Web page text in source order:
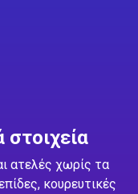
ατελές χωρίς τα
κουρευτικές